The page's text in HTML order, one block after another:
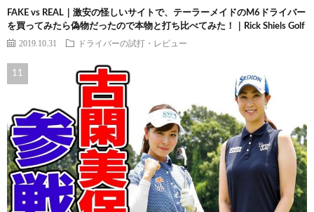
FAKE vs REAL｜激安の怪しいサイトで、テーラーメイドのM6ドライバー
を買ってみたら偽物だったので本物と打ち比べてみた！｜Rick Shiels Golf
2019.10.31 ドライバーの試打・レビュー